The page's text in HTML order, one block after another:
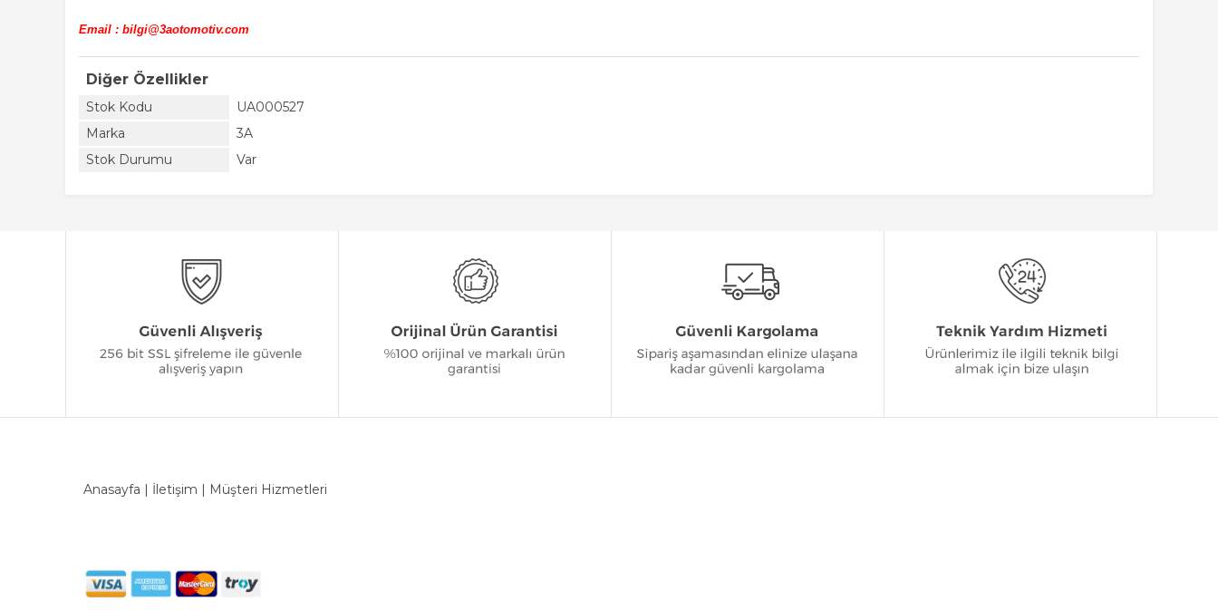
Email : bilgi@3aotomotiv.com
Diğer Özellikler
Stok Kodu
UA000527
Marka
3A
Stok Durumu
Var
Anasayfa | İletişim | Müşteri Hizmetleri